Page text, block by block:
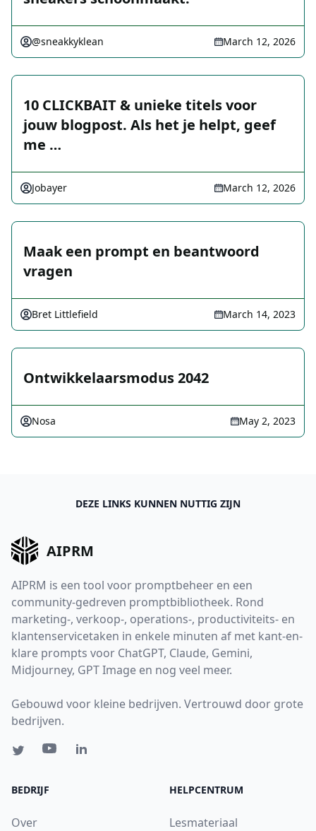
@sneakkyklean March 12, 2026
10 CLICKBAIT & unieke titels voor
jouw blogpost. Als het je helpt, geef
me …
Jobayer March 12, 2026
Maak een prompt en beantwoord
vragen
Bret Littlefield March 14, 2023
Ontwikkelaarsmodus 2042
Nosa May 2, 2023
DEZE LINKS KUNNEN NUTTIG ZIJN
AIPRM
AIPRM is een tool voor promptbeheer en een
community-gedreven promptbibliotheek. Rond
marketing-, verkoop-, operations-, productiviteits- en
klantenservicetaken in enkele minuten af met kant-en-
klare prompts voor ChatGPT, Claude, Gemini,
Midjourney, GPT Image en nog veel meer.
Gebouwd voor kleine bedrijven. Vertrouwd door grote
bedrijven.
BEDRIJF
Over
HELPCENTRUM
Lesmateriaal